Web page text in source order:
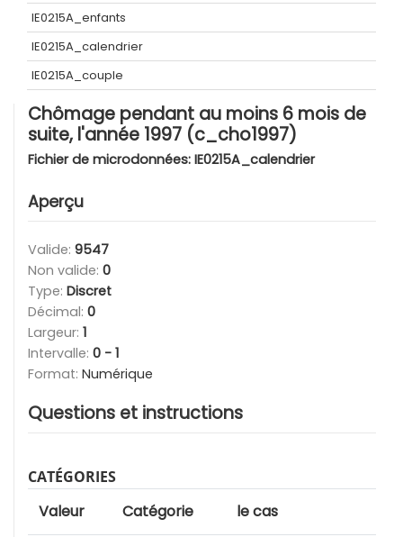
IE0215A_enfants
IE0215A_calendrier
IE0215A_couple
Chômage pendant au moins 6 mois de
suite, l'année 1997 (c_cho1997)
Fichier de microdonnées: IE0215A_calendrier
Aperçu
Valide: 9547
Non valide: 0
Type: Discret
Décimal: 0
Largeur: 1
Intervalle: 0 - 1
Format: Numérique
Questions et instructions
CATÉGORIES
Valeur Catégorie le cas